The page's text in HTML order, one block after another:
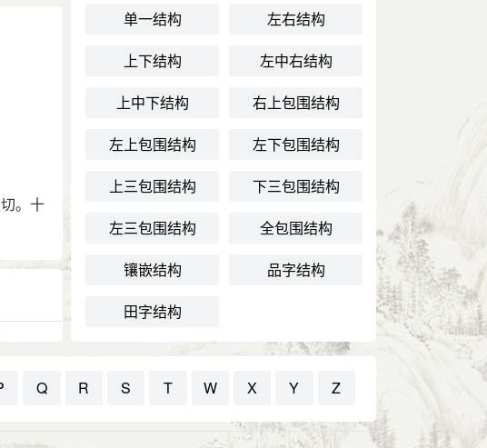
師古
。十
单一结构
左右结构
上下结构
左中右结构
上中下结构
右上包围结构
左上包围结构
左下包围结构
上三包围结构
下三包围结构
左三包围结构
全包围结构
镶嵌结构
品字结构
田字结构
Q R S T W X Y Z